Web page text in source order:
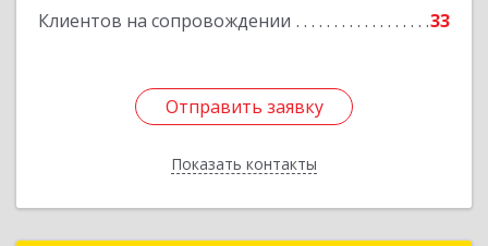
Клиентов на сопровождении 33
Отправить заявку
Показать контакты
Отправить заявку
Назад